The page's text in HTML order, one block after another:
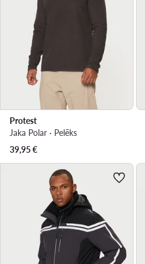
Protest
Jaka Polar · Pelēks
39,95€